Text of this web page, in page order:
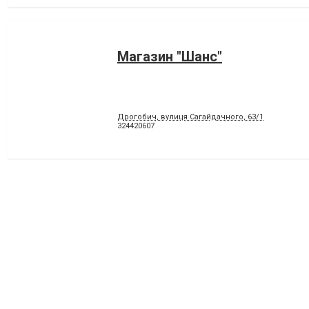
Магазин "Шанс"
Дрогобич, вулиця Сагайдачного, 63/1
324420607